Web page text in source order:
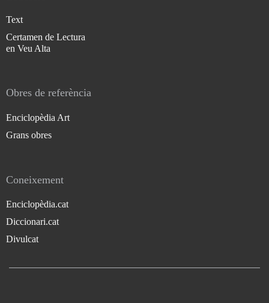
Text
Certamen de Lectura
en Veu Alta
Obres de referència
Enciclopèdia Art
Grans obres
Coneixement
Enciclopèdia.cat
Diccionari.cat
Divulcat